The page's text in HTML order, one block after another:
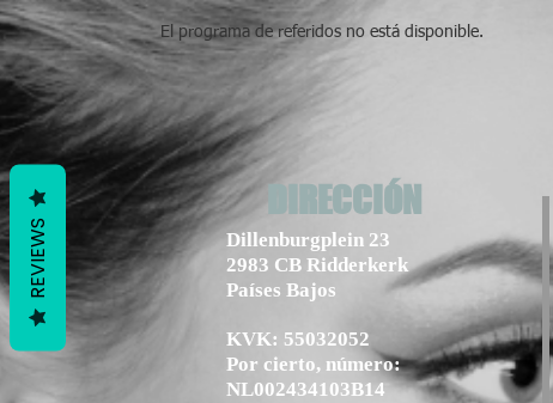
El programa de referidos no está disponible.
DIRECCIÓN
Dillenburgplein 23
2983 CB Ridderkerk
Países Bajos
KVK: 55032052
Por cierto, número:
NL002434103B14
REVIEWS